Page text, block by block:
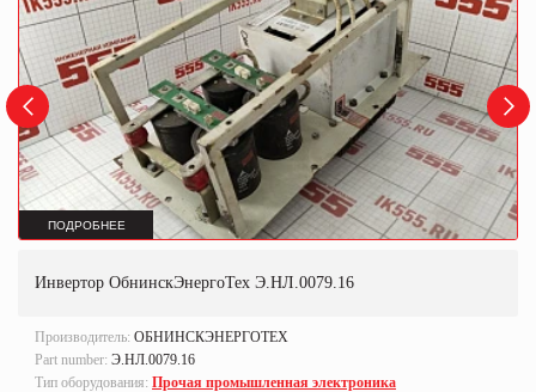
ПОДРОБНЕЕ
Инвертор ОбнинскЭнергоТех Э.НЛ.0079.16
Производитель: ОБНИНСКЭНЕРГОТЕХ
Part number: Э.НЛ.0079.16
Тип оборудования: Прочая промышленная электроника